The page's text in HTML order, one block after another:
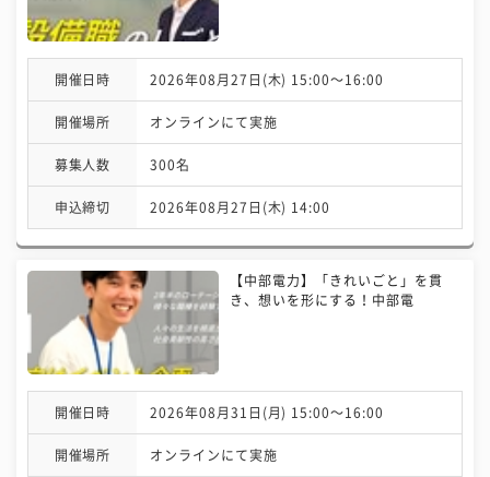
開催日時 2026年08月27日(木) 15:00〜16:00
開催場所 オンラインにて実施
募集人数 300名
申込締切 2026年08月27日(木) 14:00
【中部電力】「きれいごと」を貫
き、想いを形にする！中部電
開催日時 2026年08月31日(月) 15:00〜16:00
開催場所 オンラインにて実施